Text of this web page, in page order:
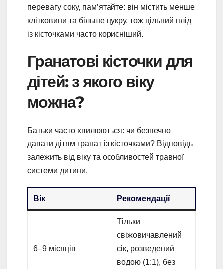
перевагу соку, пам’ятайте: він містить менше
клітковини та більше цукру, тож цільний плід
із кісточками часто корисніший.
Гранатові кісточки для
дітей: з якого віку
можна?
Батьки часто хвилюються: чи безпечно
давати дітям гранат із кісточками? Відповідь
залежить від віку та особливостей травної
системи дитини.
Вік Рекомендації
6–9 місяців
Тільки
свіжовичавлений
сік, розведений
водою (1:1), без